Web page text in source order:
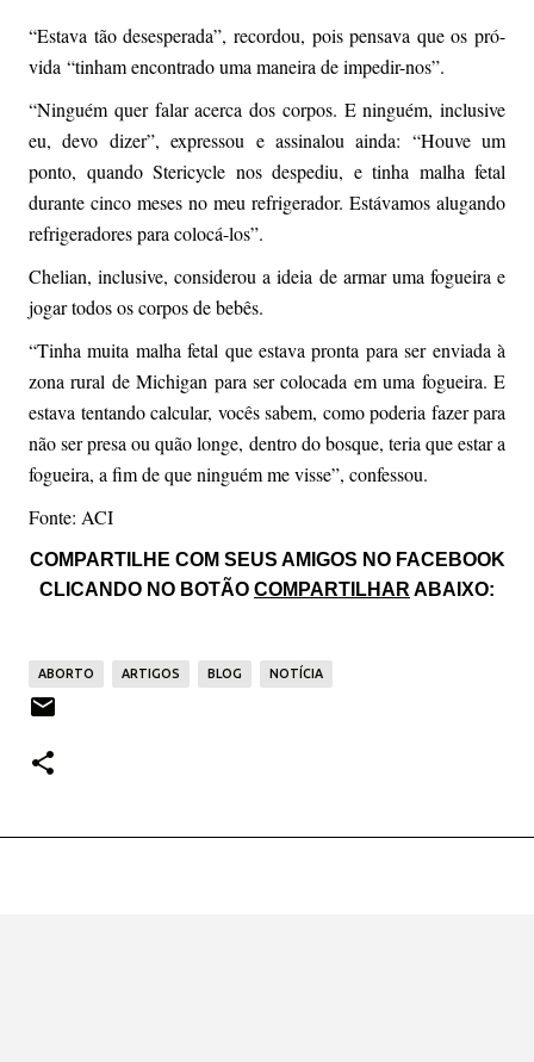
“Estava tão desesperada”, recordou, pois pensava que os pró-
vida “tinham encontrado uma maneira de impedir-nos”.
“Ninguém quer falar acerca dos corpos. E ninguém, inclusive
eu, devo dizer”, expressou e assinalou ainda: “Houve um
ponto, quando Stericycle nos despediu, e tinha malha fetal
durante cinco meses no meu refrigerador. Estávamos alugando
refrigeradores para colocá-los”.
Chelian, inclusive, considerou a ideia de armar uma fogueira e
jogar todos os corpos de bebês.
“Tinha muita malha fetal que estava pronta para ser enviada à
zona rural de Michigan para ser colocada em uma fogueira. E
estava tentando calcular, vocês sabem, como poderia fazer para
não ser presa ou quão longe, dentro do bosque, teria que estar a
fogueira, a fim de que ninguém me visse”, confessou.
Fonte: ACI
COMPARTILHE COM SEUS AMIGOS NO FACEBOOK
CLICANDO NO BOTÃO COMPARTILHAR ABAIXO:
ABORTO ARTIGOS BLOG NOTÍCIA